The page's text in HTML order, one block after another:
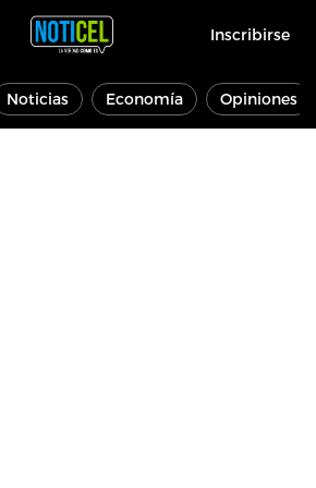
Inscribirse
Noticias Economía Opiniones